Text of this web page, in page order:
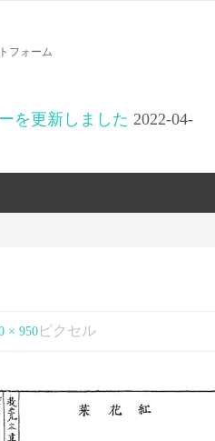
フォーム
を更新しました 2022-04-
× 950 ピクセル